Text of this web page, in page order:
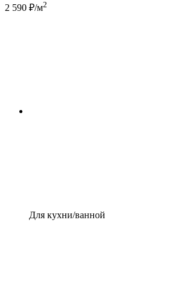
2 590 ₽/м2
Для кухни/ванной